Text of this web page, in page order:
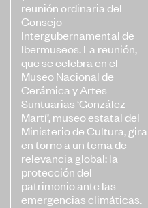
reunión ordinaria del
Consejo
Intergubernamental de
Ibermuseos. La reunión,
que se celebra en el
Museo Nacional de
Cerámica y Artes
Suntuarias ‘González
Martí’, museo estatal del
Ministerio de Cultura, gira
en torno a un tema de
relevancia global: la
protección del
patrimonio ante las
emergencias climáticas.